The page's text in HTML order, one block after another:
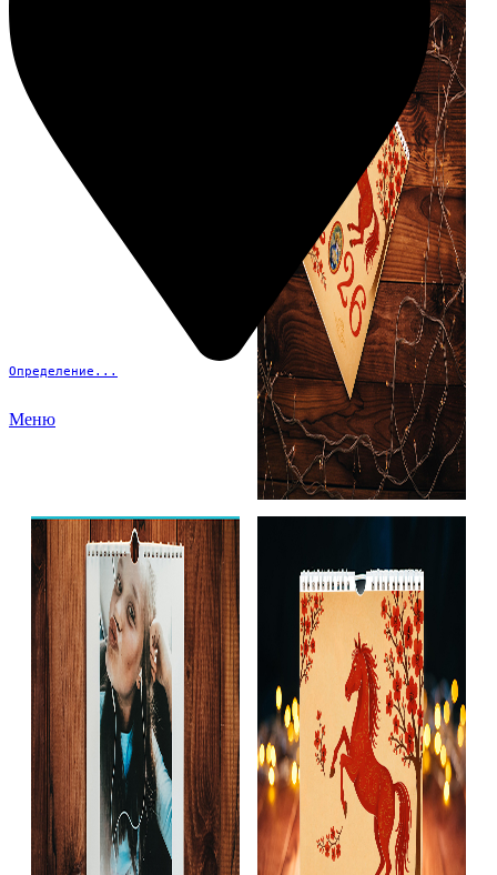
Определение...
Меню